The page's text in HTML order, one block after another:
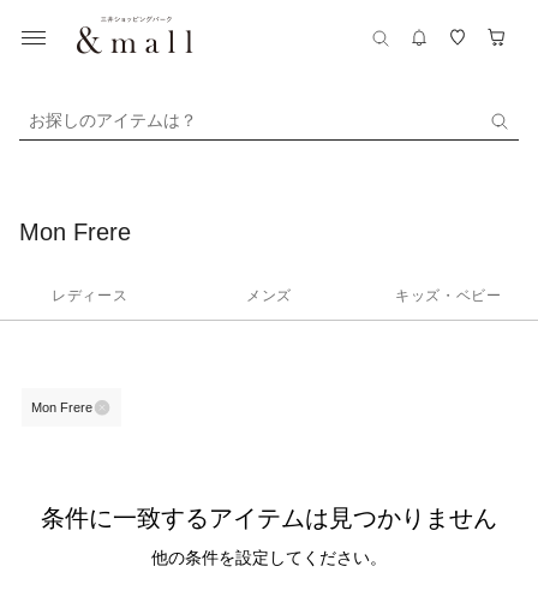
お探しのアイテムは？
Mon Frere
レディース メンズ キッズ・ベビー
Mon Frere
条件に一致するアイテムは見つかりません
他の条件を設定してください。